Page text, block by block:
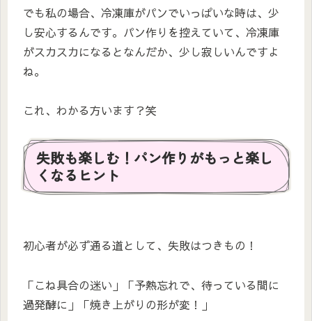
でも私の場合、冷凍庫がパンでいっぱいな時は、少
し安心するんです。パン作りを控えていて、冷凍庫
がスカスカになるとなんだか、少し寂しいんですよ
ね。
これ、わかる方います？笑
失敗も楽しむ！パン作りがもっと楽し
くなるヒント
初心者が必ず通る道として、失敗はつきもの！
「こね具合の迷い」「予熱忘れで、待っている間に
過発酵に」「焼き上がりの形が変！」